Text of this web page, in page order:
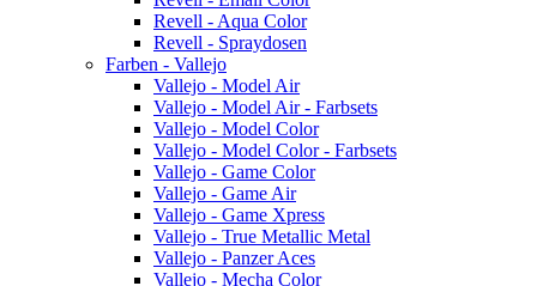
Revell - Aqua Color
Revell - Spraydosen
Farben - Vallejo
Vallejo - Model Air
Vallejo - Model Air - Farbsets
Vallejo - Model Color
Vallejo - Model Color - Farbsets
Vallejo - Game Color
Vallejo - Game Air
Vallejo - Game Xpress
Vallejo - True Metallic Metal
Vallejo - Panzer Aces
Vallejo - Mecha Color